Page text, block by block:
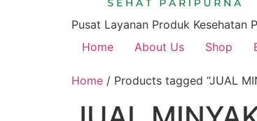
Pusat Layanan Produk Kesehatan
Home
About Us Shop
Home / Products tagged “JUAL